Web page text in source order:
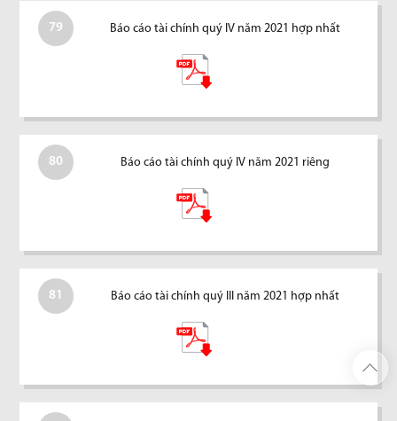
79 Báo cáo tài chính quý IV năm 2021 hợp nhất
80 Báo cáo tài chính quý IV năm 2021 riêng
81 Báo cáo tài chính quý III năm 2021 hợp nhất